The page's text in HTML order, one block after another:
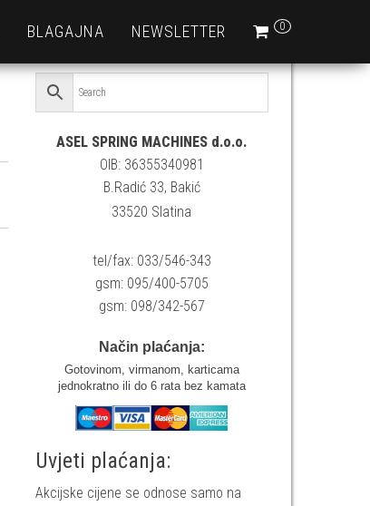
0
BLAGAJNA NEWSLETTER
ASEL SPRING MACHINES d.o.o.
OIB: 36355340981
B.Radić 33, Bakić
33520 Slatina
tel/fax: 033/546-343
gsm: 095/400-5705
gsm: 098/342-567
Način plaćanja:
Gotovinom, virmanom, karticama
jednokratno ili do 6 rata bez kamata
Uvjeti plaćanja:
Akcijske cijene se odnose samo na